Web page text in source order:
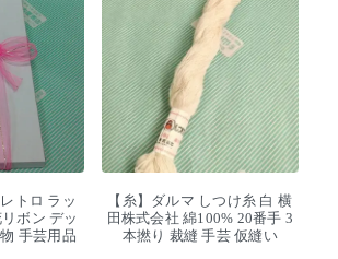
トロ ラッ
ボン デッ
手芸用品
【糸】ダルマ しつけ糸 白 横
田株式会社 綿100% 20番手 3
本撚り 裁縫 手芸 仮縫い